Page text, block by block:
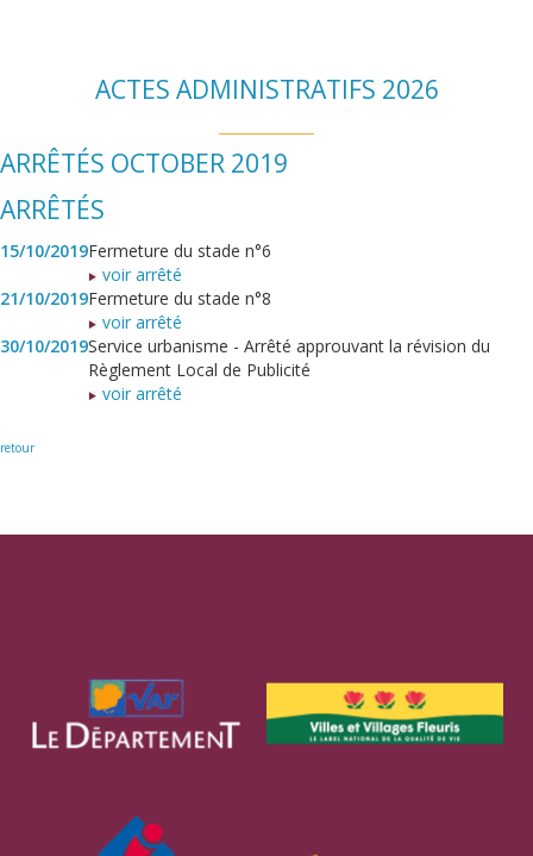
ACTES ADMINISTRATIFS 2026
ARRÊTÉS OCTOBER 2019
ARRÊTÉS
15/10/2019Fermeture du stade n°6
voir arrêté
21/10/2019Fermeture du stade n°8
voir arrêté
30/10/2019Service urbanisme - Arrêté approuvant la révision du
Règlement Local de Publicité
voir arrêté
retour